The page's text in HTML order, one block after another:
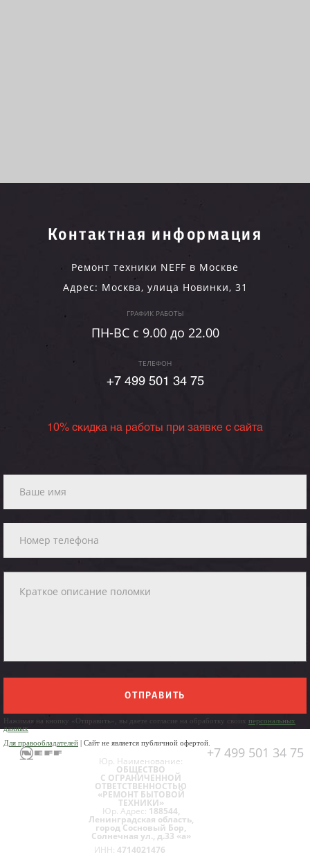
Контактная информация
Ремонт техники NEFF в Москве
Адрес: Москва, улица Новинки, 31
ГРАФИК РАБОТЫ
ПН-ВC c 9.00 до 22.00
ТЕЛЕФОН
+7 499 501 34 75
10% скидка на работы при заявке с сайта
ОТПРАВИТЬ
Нажимая на кнопку «Отправить», вы даете согласие на обработку своих персональных
данных
Для правообладателей | Сайт не является публичной офертой.
+7 499 501 34 75
Юр. Наименование:
ОБЩЕСТВО
С ОГРАНИЧЕННОЙ
ОТВЕТСТВЕННОСТЬЮ
«РЕМОНТ БЫТОВОЙ
ТЕХНИКИ»
Юр. Адрес: 188544,
Ленинградская область,
город Сосновый Бор,
Солнечная ул., д.33 «а»
ИНН: 4714021476